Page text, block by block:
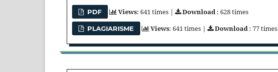
PDF Views: 641 times | Download: 628 times
PLAGIARISME Views: 641 times | Download: 77 times